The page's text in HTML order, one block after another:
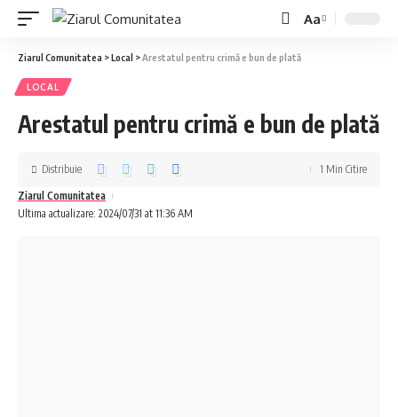
Aa
Ziarul Comunitatea >Local >Arestatul pentru crimă e bun de plată
LOCAL
Arestatul pentru crimă e bun de plată
Ultima actualizare: 2024/07/31 at 11:36 AM
Ziarul Comunitatea
Distribuie 1 Min Citire